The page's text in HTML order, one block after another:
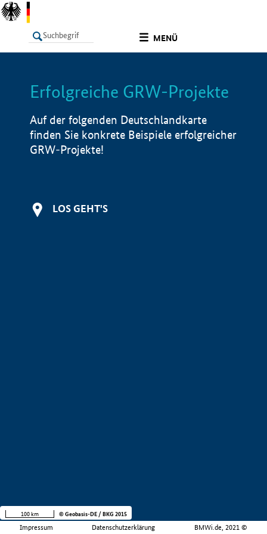
MENÜ
LISTE Info
Erfolgreiche GRW-Projekte
Auf der folgenden Deutschlandkarte
finden Sie konkrete Beispiele erfolgreicher
GRW-Projekte!
LOS GEHT'S
Impressum Datenschutzerklärung BMWi.de, 2021 ©
100 km © Geobasis-DE / BKG 2015